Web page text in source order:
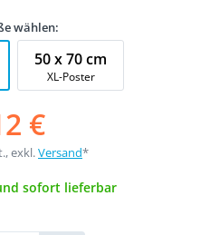
wählen:
50 x 70 cm
XL-Poster
€
exkl.Versand*
sofort lieferbar